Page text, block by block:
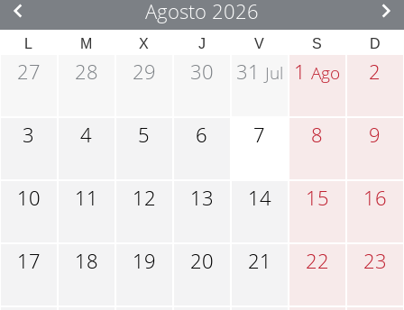
Agosto 2026
L M X J V S D
27 28 29 30 31 Jul 1Ago 2
3 4 5 6 7 8 9
10 11 12 13 14 15 16
17 18 19 20 21 22 23